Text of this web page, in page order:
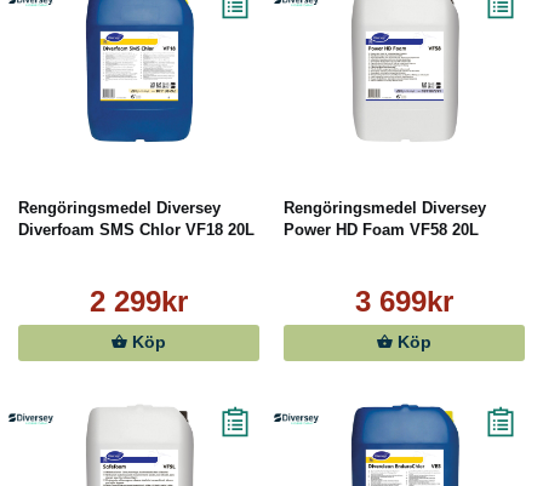
Rengöringsmedel Diversey
Diverfoam SMS Chlor VF18 20L
2 299kr
Köp
Rengöringsmedel Diversey
Power HD Foam VF58 20L
3 699kr
Köp